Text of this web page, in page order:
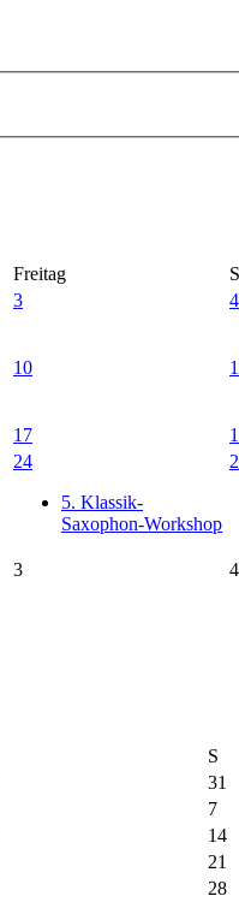
Freitag
3 4
10
17
24
5. Klassik-
Saxophon-Workshop
3 4
S
31
7
14
21
28